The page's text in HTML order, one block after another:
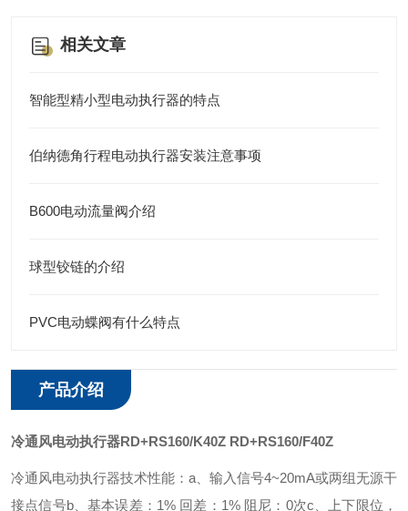
相关文章
智能型精小型电动执行器的特点
伯纳德角行程电动执行器安装注意事项
B600电动流量阀介绍
球型铰链的介绍
PVC电动蝶阀有什么特点
产品介绍
冷通风电动执行器RD+RS160/K40Z RD+RS160/F40Z
冷通风电动执行器技术性能： a、输入信号4~20mA或两组无源干
接点信号b、基本误差：1% 回差：1% 阻尼：0次c、上下限位，